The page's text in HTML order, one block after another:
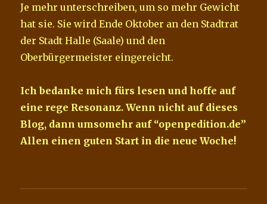
Je mehr unterschreiben, um so mehr Gewicht
hat sie. Sie wird Ende Oktober an den Stadtrat
der Stadt Halle (Saale) und den
Oberbürgermeister eingereicht.
Ich bedanke mich fürs lesen und hoffe auf
eine rege Resonanz. Wenn nicht auf dieses
Blog, dann umsomehr auf “openpedition.de”
Allen einen guten Start in die neue Woche!